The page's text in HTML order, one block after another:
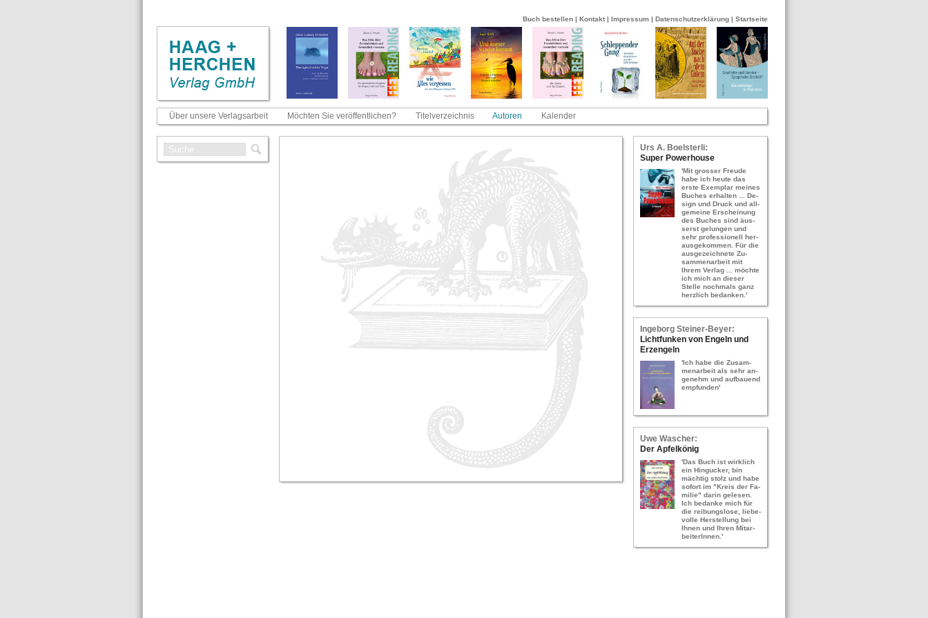
Buch bestellen | Kontakt | Impressum | Datenschutzerklärung | Startseite
Über unsere Verlagsarbeit Möchten Sie veröffentlichen? Titelverzeichnis Autoren Kalender
Urs A. Bo­els­ter­li:
Super Power­hou­se
'Mit gros­ser Freu­de
habe ich heute das
erste Ex­em­plar mei­nes
Bu­ches er­hal­ten ... De­
sign und Druck und all­
ge­mei­ne Er­schei­nung
des Bu­ches sind äus­
serst ge­lun­gen und
sehr pro­fes­sio­nell her­
aus­ge­kom­men. Für die
aus­ge­zeich­ne­te Zu­
sam­men­ar­beit mit
Ihrem Ver­lag ... möch­te
ich mich an die­ser
Stel­le noch­mals ganz
herz­lich be­dan­ken.'
In­ge­borg Stei­ner-​Bey­er:
Licht­fun­ken von En­geln und
Erz­en­geln
'Ich habe die Zu­sam­
men­ar­beit als sehr an­
ge­nehm und auf­bau­end
emp­fun­den'
Uwe Wa­scher:
Der Ap­fel­kö­nig
'Das Buch ist wirk­lich
ein Hin­gu­cker, bin
mäch­tig stolz und habe
so­fort im "Kreis der Fa­
mi­lie" darin ge­le­sen.
Ich be­dan­ke mich für
die rei­bungs­lo­se, lie­be­
vol­le Her­stel­lung bei
Ihnen und Ihren Mit­ar­
bei­te­rIn­nen.'